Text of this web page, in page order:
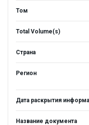
Том
Total Volume(s)
Страна
Регион
Дата раскрытия
Название документа